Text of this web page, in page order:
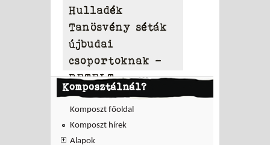
Hulladék
Tanösvény séták
újbudai
csoportoknak –
BETELT
Komposztálnál?
Komposzt főoldal
Komposzt hírek
Alapok